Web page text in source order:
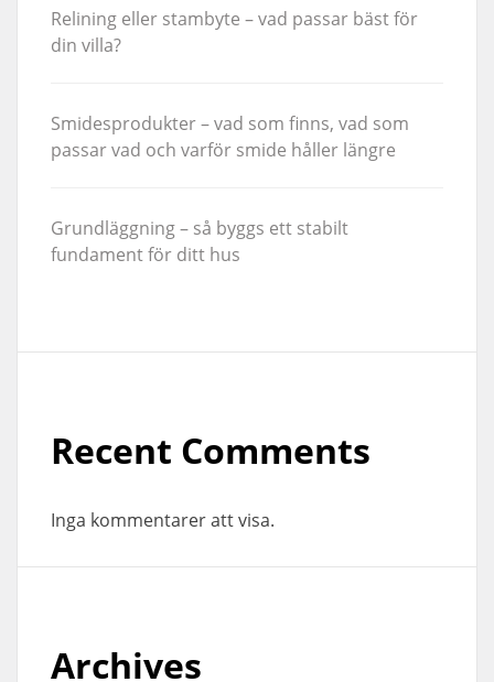
Relining eller stambyte – vad passar bäst för
din villa?
Smidesprodukter – vad som finns, vad som
passar vad och varför smide håller längre
Grundläggning – så byggs ett stabilt
fundament för ditt hus
Recent Comments
Inga kommentarer att visa.
Archives